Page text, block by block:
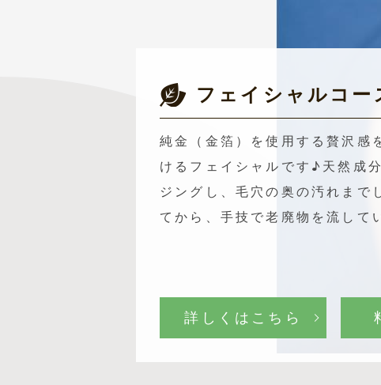
フェイシャルコー
純金（金箔）を使用する贅沢感
けるフェイシャルです♪天然成
ジングし、毛穴の奥の汚れまで
てから、手技で老廃物を流して
詳しくはこちら